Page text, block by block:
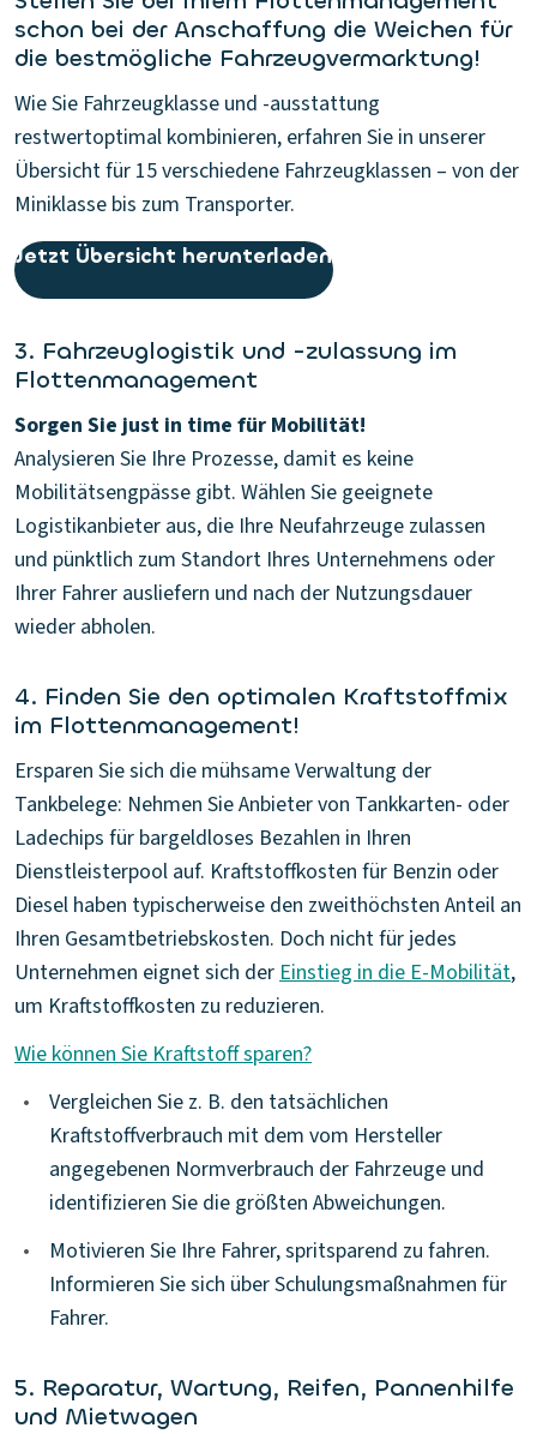
schon bei der Anschaffung die Weichen für
die bestmögliche Fahrzeugvermarktung!
Wie Sie Fahrzeugklasse und -ausstattung
restwertoptimal kombinieren, erfahren Sie in unserer
Übersicht für 15 verschiedene Fahrzeugklassen – von der
Miniklasse bis zum Transporter.
Jetzt Übersicht herunterladen
3. Fahrzeuglogistik und -zulassung im
Flottenmanagement
Sorgen Sie just in time für Mobilität!
Analysieren Sie Ihre Prozesse, damit es keine
Mobilitätsengpässe gibt. Wählen Sie geeignete
Logistikanbieter aus, die Ihre Neufahrzeuge zulassen
und pünktlich zum Standort Ihres Unternehmens oder
Ihrer Fahrer ausliefern und nach der Nutzungsdauer
wieder abholen.
4. Finden Sie den optimalen Kraftstoffmix
im Flottenmanagement!
Ersparen Sie sich die mühsame Verwaltung der
Tankbelege: Nehmen Sie Anbieter von Tankkarten- oder
Ladechips für bargeldloses Bezahlen in Ihren
Dienstleisterpool auf. Kraftstoffkosten für Benzin oder
Diesel haben typischerweise den zweithöchsten Anteil an
Ihren Gesamtbetriebskosten. Doch nicht für jedes
Unternehmen eignet sich der Einstieg in die E-Mobilität,
um Kraftstoffkosten zu reduzieren.
Wie können Sie Kraftstoff sparen?
•
Vergleichen Sie z. B. den tatsächlichen
Kraftstoffverbrauch mit dem vom Hersteller
angegebenen Normverbrauch der Fahrzeuge und
identifizieren Sie die größten Abweichungen.
•
Motivieren Sie Ihre Fahrer, spritsparend zu fahren.
Informieren Sie sich über Schulungsmaßnahmen für
Fahrer.
5. Reparatur, Wartung, Reifen, Pannenhilfe
und Mietwagen